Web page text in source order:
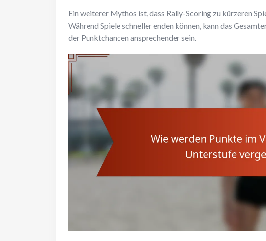
Ein weiterer Mythos ist, dass Rally-Scoring zu kürzeren
Während Spiele schneller enden können, kann das
der Punktchancen ansprechender sein.